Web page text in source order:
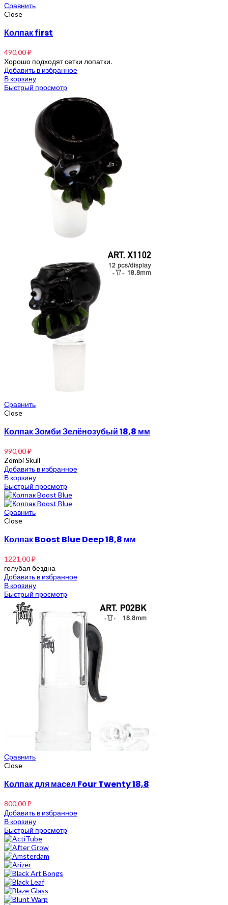
Сравнить
Close
Колпак first
490,00₽
Хорошо подходят сетки лопатки.
Добавить в избранное
В корзину
Быстрый просмотр
Сравнить
Close
Колпак Зомби Зелёнозубый 18,8 мм
990,00₽
Zombi Skull
Добавить в избранное
В корзину
Быстрый просмотр
Сравнить
Close
Колпак Boost Blue Deep 18,8 мм
1221,00₽
голубая бездна
Добавить в избранное
В корзину
Быстрый просмотр
Сравнить
Close
Колпак для масел Four Twenty 18,8
800,00₽
Добавить в избранное
В корзину
Быстрый просмотр